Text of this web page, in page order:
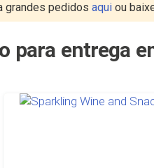
grandes pedidos aquiou
para entrega